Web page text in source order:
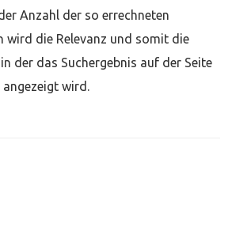
Anzahl der so errechneten
wird die Relevanz und somit die
der das Suchergebnis auf der Seite
angezeigt wird.